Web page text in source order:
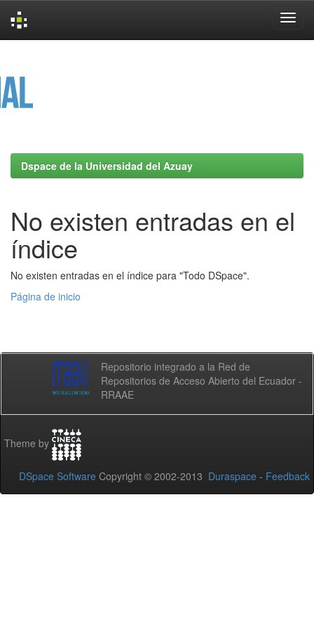
Dspace de la Universidad del Azuay
No existen entradas en el
índice
No existen entradas en el índice para "Todo DSpace".
Página de inicio
Repositorio integrado a la Red de
Repositorios de Acceso Abierto del Ecuador -
RRAAE
Theme by
DSpace Software Copyright © 2002-2013 Duraspace - Feedback